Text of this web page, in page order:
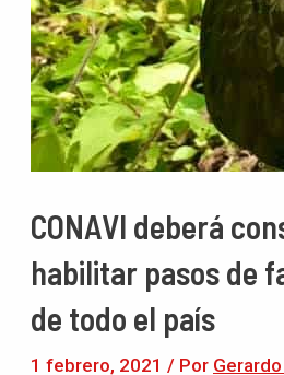
CONAVI deberá
habilitar pasos de
de todo el país
1 febrero, 2021 / Por